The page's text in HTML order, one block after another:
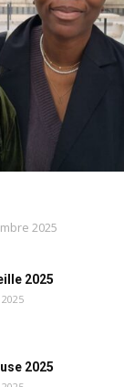
2025
2025
2025